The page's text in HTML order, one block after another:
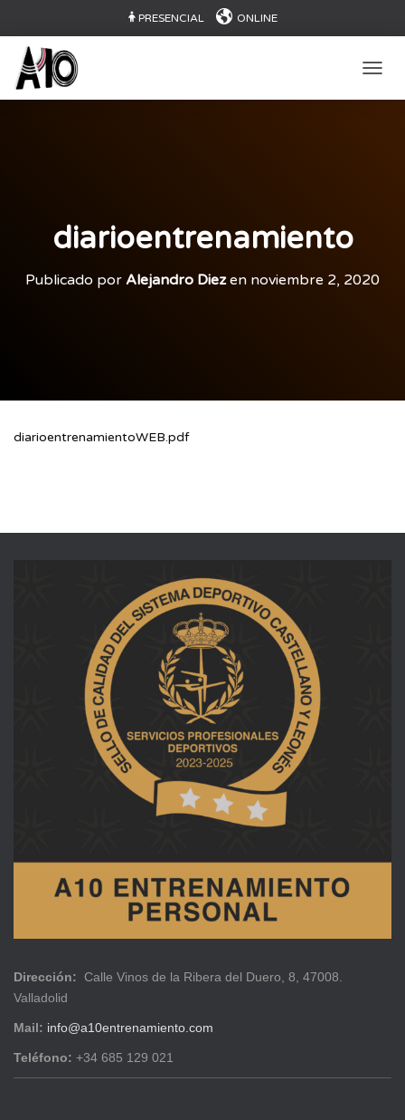
PRESENCIAL ONLINE
diarioentrenamiento
Publicado por Alejandro Diezen noviembre 2, 2020
diarioentrenamientoWEB.pdf
Dirección: Calle Vinos de la Ribera del Duero, 8, 47008.
Valladolid
Mail: info@a10entrenamiento.com
Teléfono: +34 685 129 021